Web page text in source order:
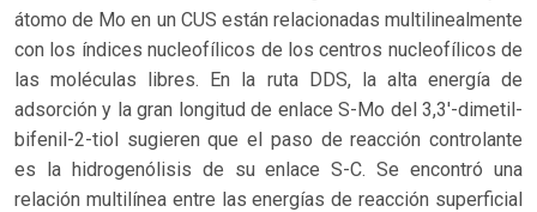
átomo de Mo en un CUS están relacionadas multilinealmente
con los índices nucleofílicos de los centros nucleofílicos de
las moléculas libres. En la ruta DDS, la alta energía de
adsorción y la gran longitud de enlace S-Mo del 3,3'-dimetil-
bifenil-2-tiol sugieren que el paso de reacción controlante
es la hidrogenólisis de su enlace S-C. Se encontró una
relación multilínea entre las energías de reacción superficial